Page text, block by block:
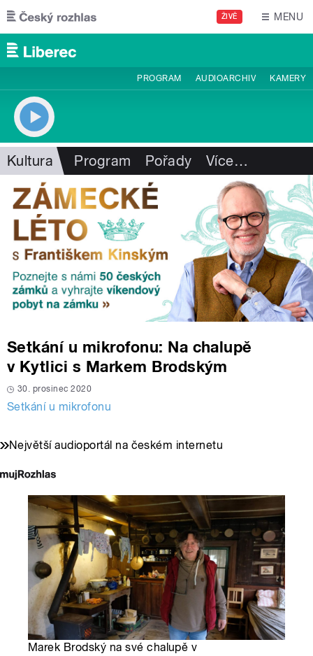
Přejít k hlavnímu obsahu
ŽIVĚ MENU
PROGRAM AUDIOARCHIV KAMERY
Kultura Program Pořady Více…
Setkání u mikrofonu: Na chalupě
v Kytlici s Markem Brodským
30. prosinec 2020
Setkání u mikrofonu
Největší audioportál na českém internetu
Marek Brodský na své chalupě v